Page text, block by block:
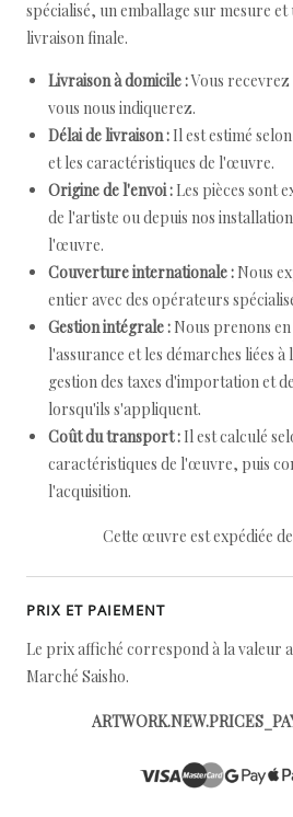
spécialisé, un emballage sur mesure et
livraison finale.
Livraison à domicile :Vous
vous nous indiquerez.
Délai de livraison : Il est estimé
et les caractéristiques de l'œuvre.
Origine de l'envoi : Les pièces sont
de l'artiste ou depuis nos
l'œuvre.
Couverture internationale : Nous
entier avec des opérateurs
Gestion intégrale : Nous prenons
l'assurance et les démarches liées
gestion des taxes d'importation et
lorsqu'ils s'appliquent.
Coût du transport : Il est calculé
caractéristiques de l'œuvre, puis
l'acquisition.
Cette œuvre est expédiée
PRIX ET PAIEMENT
Le prix affiché correspond à la valeur
Marché Saisho.